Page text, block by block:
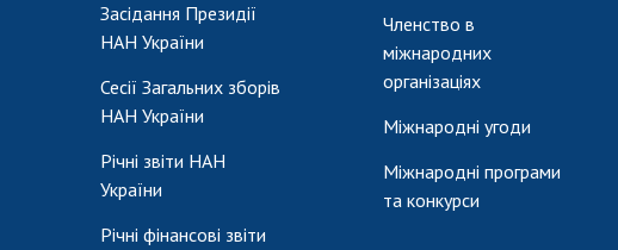
Засідання Президії
НАН України
Сесії Загальних зборів
НАН України
Річні звіти НАН
України
Річні фінансові звіти
Членство в
міжнародних
організаціях
Міжнародні угоди
Міжнародні програми
та конкурси